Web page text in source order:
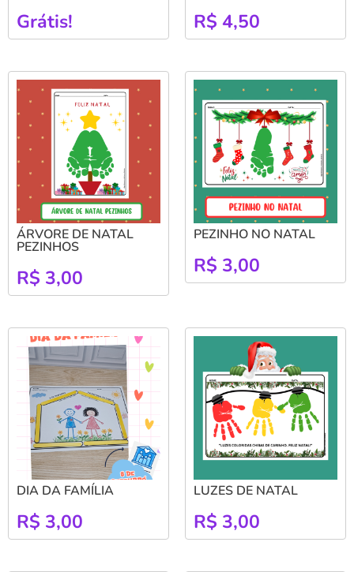
Grátis! R$ 4,50
ÁRVORE DE NATAL
PEZINHOS
R$ 3,00
PEZINHO NO NATAL
R$ 3,00
DIA DA FAMÍLIA
R$ 3,00
LUZES DE NATAL
R$ 3,00